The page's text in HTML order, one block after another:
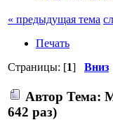
« предыдущая тема
Печать
Страницы: [1] Вниз
Автор Тема:
642 раз)